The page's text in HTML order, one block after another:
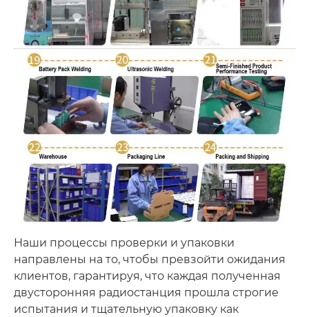
Наши процессы проверки и упаковки
направлены на то, чтобы превзойти ожидания
клиентов, гарантируя, что каждая полученная
двусторонняя радиостанция прошла строгие
испытания и тщательную упаковку как